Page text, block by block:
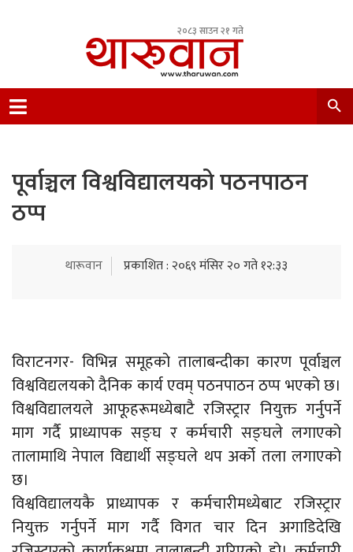
२०८३ साउन २१ गते
Nepal.
पूर्वाञ्चल विश्वविद्यालयको पठनपाठन
ठप्प
थारूवान प्रकाशित : २०६९ मंसिर २० गते १२:३३
विराटनगर- विभिन्न समूहको तालाबन्दीका कारण पूर्वाञ्चल
विश्वविद्यलयको दैनिक कार्य एवम् पठनपाठन ठप्प भएको छ।
विश्वविद्यालयले आफूहरूमध्येबाटै रजिस्ट्रार नियुक्त गर्नुपर्ने
माग गर्दै प्राध्यापक सङ्घ र कर्मचारी सङ्घले लगाएको
तालामाथि नेपाल विद्यार्थी सङ्घले थप अर्को तला लगाएको
छ।
विश्वविद्यालयकै प्राध्यापक र कर्मचारीमध्येबाट रजिस्ट्रार
नियुक्त गर्नुपर्ने माग गर्दै विगत चार दिन अगाडिदेखि